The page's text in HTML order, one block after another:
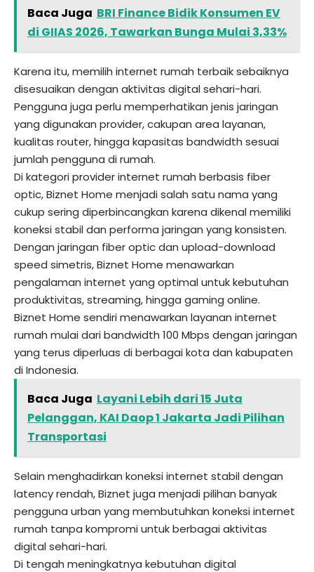
Baca Juga BRI Finance Bidik Konsumen EV
di GIIAS 2026, Tawarkan Bunga Mulai 3,33%
Karena itu, memilih internet rumah terbaik sebaiknya
disesuaikan dengan aktivitas digital sehari-hari.
Pengguna juga perlu memperhatikan jenis jaringan
yang digunakan provider, cakupan area layanan,
kualitas router, hingga kapasitas bandwidth sesuai
jumlah pengguna di rumah.
Di kategori provider internet rumah berbasis fiber
optic, Biznet Home menjadi salah satu nama yang
cukup sering diperbincangkan karena dikenal memiliki
koneksi stabil dan performa jaringan yang konsisten.
Dengan jaringan fiber optic dan upload-download
speed simetris, Biznet Home menawarkan
pengalaman internet yang optimal untuk kebutuhan
produktivitas, streaming, hingga gaming online.
Biznet Home sendiri menawarkan layanan internet
rumah mulai dari bandwidth 100 Mbps dengan jaringan
yang terus diperluas di berbagai kota dan kabupaten
di Indonesia.
Baca Juga Layani Lebih dari 15 Juta
Pelanggan, KAI Daop 1 Jakarta Jadi Pilihan
Transportasi
Selain menghadirkan koneksi internet stabil dengan
latency rendah, Biznet juga menjadi pilihan banyak
pengguna urban yang membutuhkan koneksi internet
rumah tanpa kompromi untuk berbagai aktivitas
digital sehari-hari.
Di tengah meningkatnya kebutuhan digital